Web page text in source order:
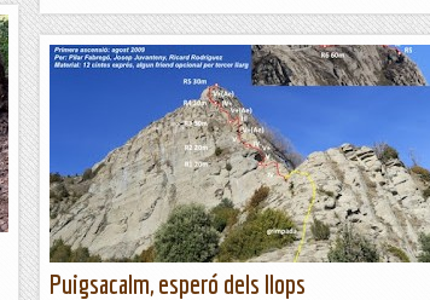
Puigsacalm, esperó dels llops